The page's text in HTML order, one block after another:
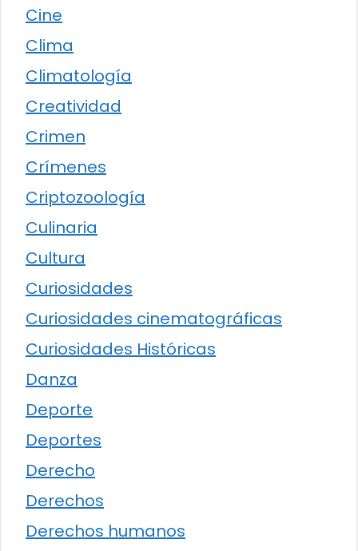
Cine
Clima
Climatología
Creatividad
Crimen
Crímenes
Criptozoología
Culinaria
Cultura
Curiosidades
Curiosidades cinematográficas
Curiosidades Históricas
Danza
Deporte
Deportes
Derecho
Derechos
Derechos humanos